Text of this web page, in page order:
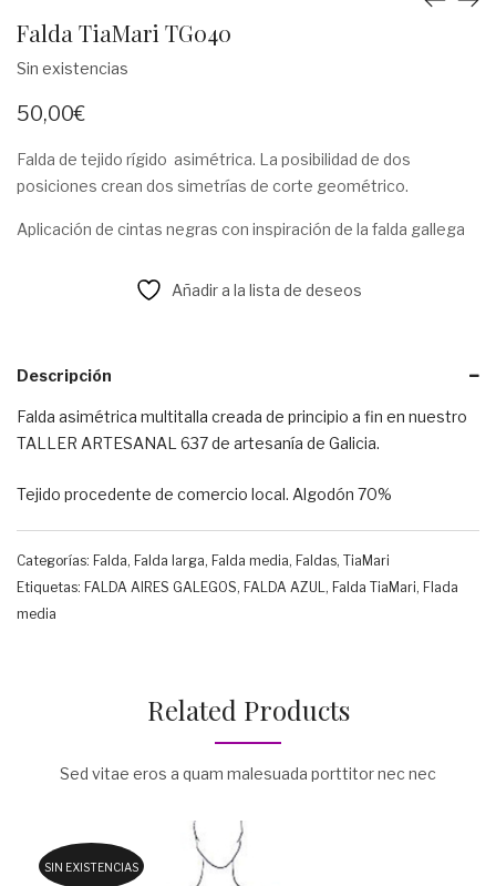
Falda TiaMari TG040
Sin existencias
50,00€
Falda de tejido rígido asimétrica. La posibilidad de dos
posiciones crean dos simetrías de corte geométrico.
Aplicación de cintas negras con inspiración de la falda gallega
Añadir a la lista de deseos
Descripción
Falda asimétrica multitalla creada de principio a fin en nuestro
TALLER ARTESANAL 637 de artesanía de Galicia.
Tejido procedente de comercio local. Algodón 70%
Categorías: Falda, Falda larga, Falda media, Faldas, TiaMari
Etiquetas: FALDA AIRES GALEGOS, FALDA AZUL, Falda TiaMari, Flada
media
Related Products
Sed vitae eros a quam malesuada porttitor nec nec
SIN EXISTENCIAS